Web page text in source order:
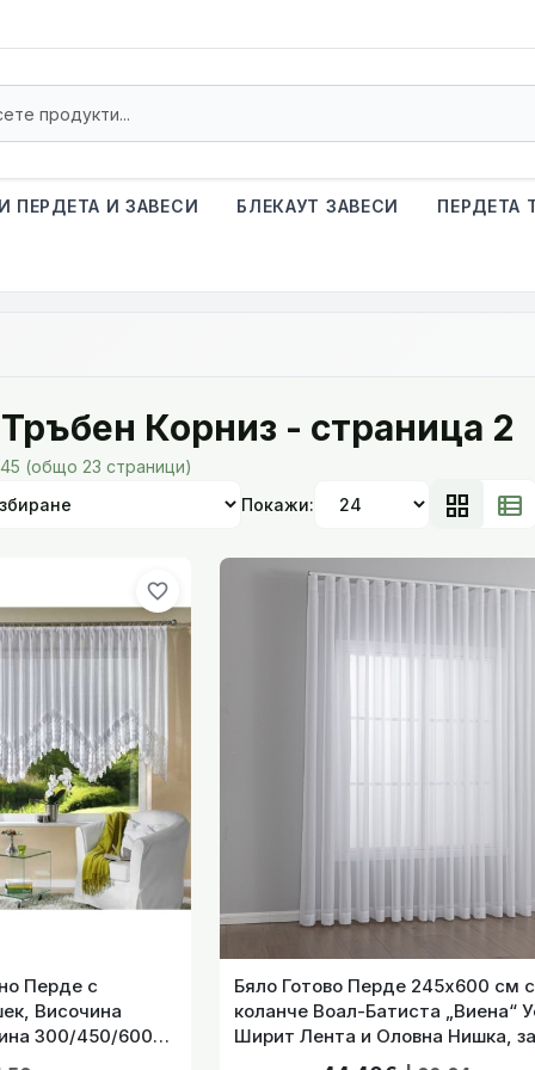
ПЕРДЕТА И ЗАВЕСИ БЛЕКАУТ ЗАВЕСИ ПЕРДЕТА
Корниз - страница 2
(общо 23 страници)
Покажи: grid_view view_list
favorite_border
Перде с
Височина
300/450/600
Бяло Готово Перде 245х600 см с
коланче Воал-Батиста „Виена“ Уейв
Ширит Лента и Оловна Нишка,
и Тръбен корниз, код-2025100-
Дантелено Перде с Вълнообразен Завършек,
Релса и
с Ленена Визия 254x135 см. плюс Коланче, за Релса